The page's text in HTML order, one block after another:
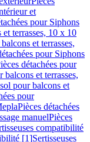
et
pour Siphons
terrasses, 10 x 10
et terrasses,
pour Siphons
détachées pour
balcons et terrasses,
pour balcons et
pour
Pièces détachées
manuelPièces
compatibilité
[1]Sertisseuses